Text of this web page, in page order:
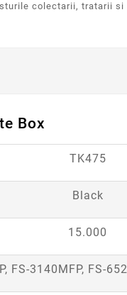
colectarii, tratarii si
Box
TK475
Black
15.000
FS-3140MFP, FS-